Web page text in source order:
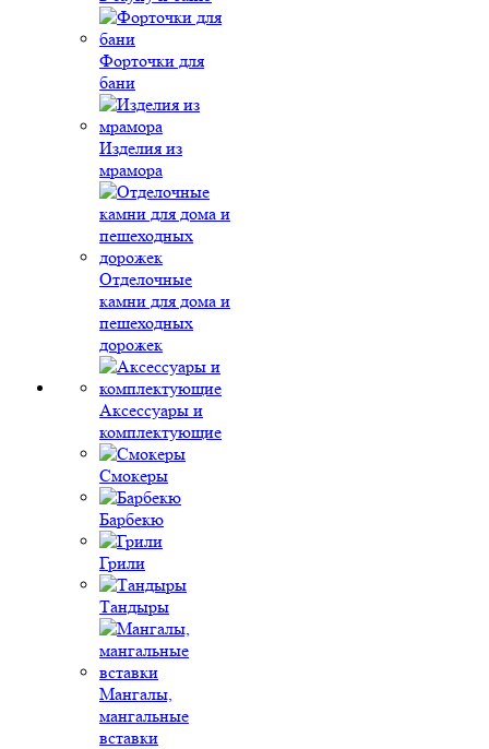
Форточки для
бани
Изделия из
мрамора
Отделочные
камни для дома и
пешеходных
дорожек
Аксессуары и
комплектующие
Смокеры
Барбекю
Грили
Тандыры
Мангалы,
мангальные
вставки